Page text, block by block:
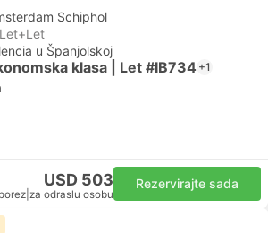
Schiphol
u Španjolskoj
klasa | Let #IB734 +1
USD 503
za odraslu osobu
Rezervirajte sada